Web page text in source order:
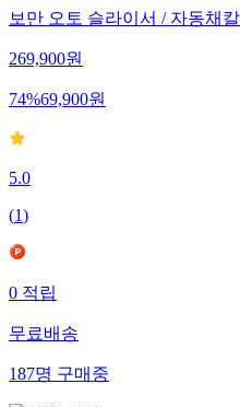
보만 오토 슬라이서 / 자동채
269,900원
74%69,900원
5.0
(1)
0 적립
무료배송
187명 구매중